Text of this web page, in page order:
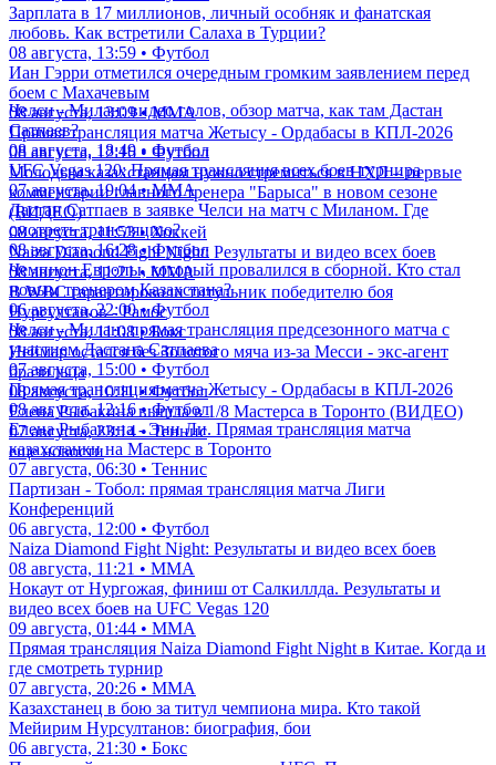
Зарплата в 17 миллионов, личный особняк и фанатская
любовь. Как встретили Салаха в Турции?
08 августа, 13:59 • Футбол
Иан Гэрри отметился очередным громким заявлением перед
боем с Махачевым
08 августа, 13:09 • ММА
Прямая трансляция матча Жетысу - Ордабасы в КПЛ-2026
08 августа, 12:16 • Футбол
Молодым казахстанцам нужно стремиться в НХЛ – первые
комментарии главного тренера "Барыса" в новом сезоне
(ВИДЕО)
08 августа, 11:53 • Хоккей
Naiza Diamond Fight Night: Результаты и видео всех боев
08 августа, 11:21 • ММА
В WBC гарантировали титульник победителю боя
Нурсултанов - Рамос
08 августа, 11:08 • Бокс
Неймар остался без Золотого мяча из-за Месси - экс-агент
бразильца
08 августа, 10:11 • Футбол
Елена Рыбакина вышла в 1/8 Мастерса в Торонто (ВИДЕО)
07 августа, 23:14 • Теннис
еще новости
Челси - Милан: видео голов, обзор матча, как там Дастан
Сатпаев?
08 августа, 18:49 • Футбол
UFC Vegas 120: Прямая трансляция всех боев турнира
07 августа, 19:04 • ММА
Дастан Сатпаев в заявке Челси на матч с Миланом. Где
смотреть трансляцию?
08 августа, 16:28 • Футбол
Чемпион Европы, который провалился в сборной. Кто стал
новым тренером Казахстана?
06 августа, 22:00 • Футбол
Челси - Милан: прямая трансляция предсезонного матча с
участием Дастана Сатпаева
07 августа, 15:00 • Футбол
Прямая трансляция матча Жетысу - Ордабасы в КПЛ-2026
08 августа, 12:16 • Футбол
Елена Рыбакина - Энн Ли. Прямая трансляция матча
казахстанки на Мастерс в Торонто
07 августа, 06:30 • Теннис
Партизан - Тобол: прямая трансляция матча Лиги
Конференций
06 августа, 12:00 • Футбол
Naiza Diamond Fight Night: Результаты и видео всех боев
08 августа, 11:21 • ММА
Нокаут от Нургожая, финиш от Салкиллда. Результаты и
видео всех боев на UFC Vegas 120
09 августа, 01:44 • ММА
Прямая трансляция Naiza Diamond Fight Night в Китае. Когда и
где смотреть турнир
07 августа, 20:26 • ММА
Казахстанец в бою за титул чемпиона мира. Кто такой
Мейирим Нурсултанов: биография, бои
06 августа, 21:30 • Бокс